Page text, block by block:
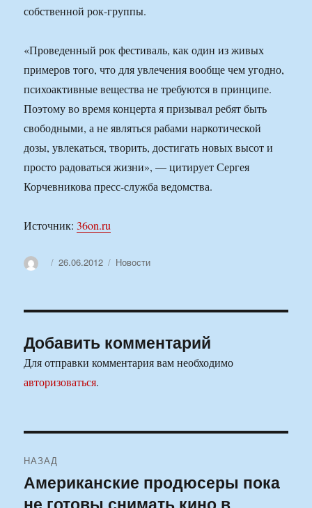
собственной рок-группы.
«Проведенный рок фестиваль, как один из живых
примеров того, что для увлечения вообще чем угодно,
психоактивные вещества не требуются в принципе.
Поэтому во время концерта я призывал ребят быть
свободными, а не являться рабами наркотической
дозы, увлекаться, творить, достигать новых высот и
просто радоваться жизни», — цитирует Сергея
Корчевникова пресс-служба ведомства.
Источник:36on.ru
АвторОпубликовано
26.06.2012 Рубрики
Новости
Добавить комментарий
Для отправки комментария вам необходимо
авторизоваться.
по
НАЗАД
Предыдущая
запись:
Американские продюсеры пока
не готовы снимать кино в